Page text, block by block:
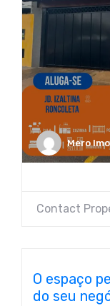
Mero
Contact
O espaço
do seu